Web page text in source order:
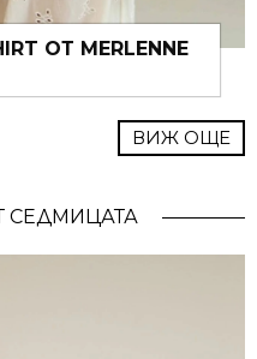
ОТ MERLENNE
ВИЖ ОЩЕ
СЕДМИЦАТА